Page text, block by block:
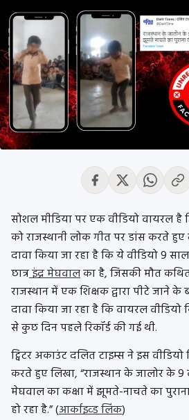
सोशल मीडिया पर एक वीडियो वायरल
को राजस्थानी लोक गीत पर डांस करते
दावा किया जा रहा है कि ये वीडियो 9
छात्रइंद्र मेघवालका है, जिसकी मौत
राजस्थान में एक शिक्षक द्वारा पीटे जाने के
दावा किया जा रहा है कि वायरल
से कुछ दिन पहले रिकॉर्ड की गई थी.
ट्विटर अकाउंट दलित टाइम्स ने इस वीडियो
करते हुए लिखा, “राजस्थान के जालोर के 9
मेघवाल का कक्षा में झूमते-नाचते का
हो रहा है.” (आर्काइव्ड लिंक)